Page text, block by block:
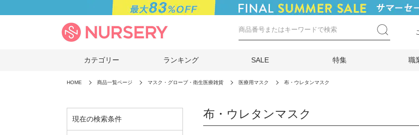
カテゴリー ランキング SALE 特集 職
HOME 商品一覧ページ マスク・グローブ・衛生医療雑貨 医療用マスク 布・ウレタンマスク
現在の検索条件 布・ウレタンマスク